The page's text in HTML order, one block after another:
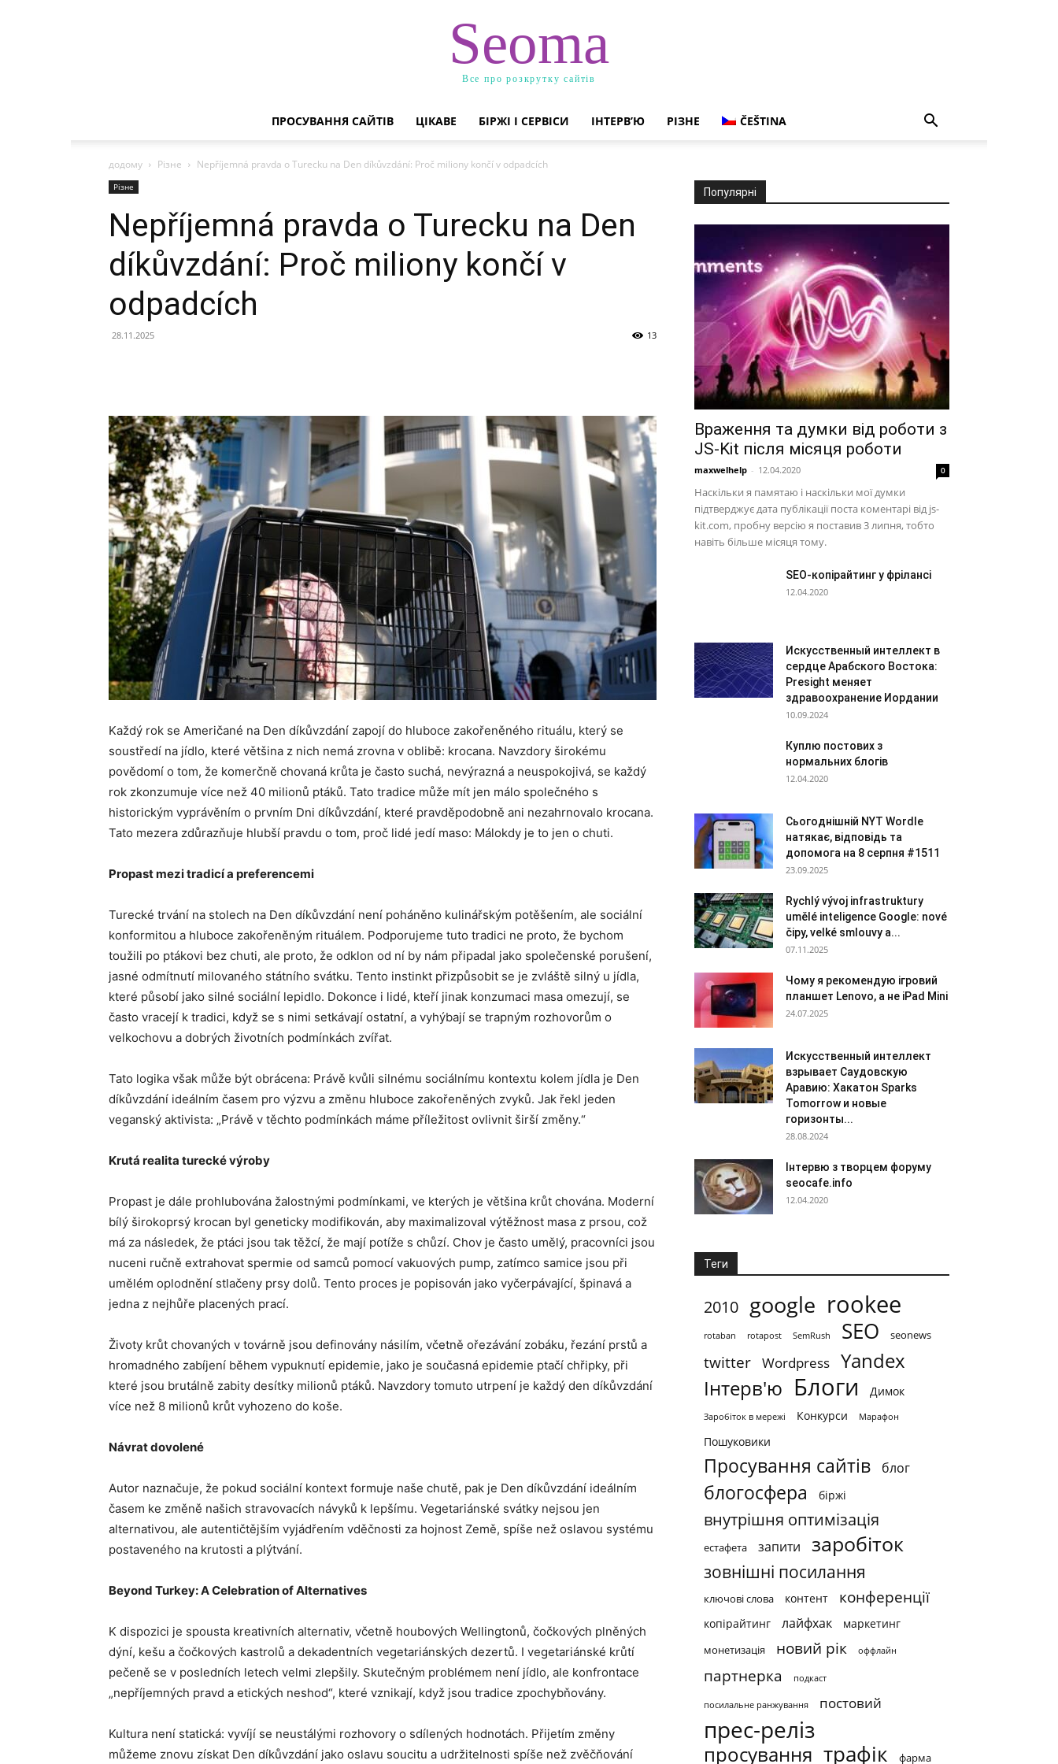
Seoma
Все про розкрутку сайтів
ПРОСУВАННЯ САЙТІВ ЦІКАВЕ БІРЖІ І СЕРВІСИ ІНТЕРВ’Ю РІЗНЕ ČEŠTINA
додому Різне Nepříjemná pravda o Turecku na Den díkůvzdání: Proč miliony končí v odpadcích
Різне
Nepříjemná pravda o Turecku na Den
díkůvzdání: Proč miliony končí v
odpadcích
28.11.2025 13
Každý rok se Američané na Den díkůvzdání zapojí do hluboce zakořeněného rituálu, který se
soustředí na jídlo, které většina z nich nemá zrovna v oblibě: krocana. Navzdory širokému
povědomí o tom, že komerčně chovaná krůta je často suchá, nevýrazná a neuspokojivá, se každý
rok zkonzumuje více než 40 milionů ptáků. Tato tradice může mít jen málo společného s
historickým vyprávěním o prvním Dni díkůvzdání, které pravděpodobně ani nezahrnovalo krocana.
Tato mezera zdůrazňuje hlubší pravdu o tom, proč lidé jedí maso: Málokdy je to jen o chuti.
Propast mezi tradicí a preferencemi
Turecké trvání na stolech na Den díkůvzdání není poháněno kulinářským potěšením, ale sociální
konformitou a hluboce zakořeněným rituálem. Podporujeme tuto tradici ne proto, že bychom
toužili po ptákovi bez chuti, ale proto, že odklon od ní by nám připadal jako společenské porušení,
jasné odmítnutí milovaného státního svátku. Tento instinkt přizpůsobit se je zvláště silný u jídla,
které působí jako silné sociální lepidlo. Dokonce i lidé, kteří jinak konzumaci masa omezují, se
často vracejí k tradici, když se s nimi setkávají ostatní, a vyhýbají se trapným rozhovorům o
velkochovu a dobrých životních podmínkách zvířat.
Tato logika však může být obrácena: Právě kvůli silnému sociálnímu kontextu kolem jídla je Den
díkůvzdání ideálním časem pro výzvu a změnu hluboce zakořeněných zvyků. Jak řekl jeden
veganský aktivista: „Právě v těchto podmínkách máme příležitost ovlivnit širší změny.“
Krutá realita turecké výroby
Propast je dále prohlubována žalostnými podmínkami, ve kterých je většina krůt chována. Moderní
bílý širokoprsý krocan byl geneticky modifikován, aby maximalizoval výtěžnost masa z prsou, což
má za následek, že ptáci jsou tak těžcí, že mají potíže s chůzí. Chov je často umělý, pracovníci jsou
nuceni ručně extrahovat spermie od samců pomocí vakuových pump, zatímco samice jsou při
umělém oplodnění stlačeny prsy dolů. Tento proces je popisován jako vyčerpávající, špinavá a
jedna z nejhůře placených prací.
Životy krůt chovaných v továrně jsou definovány násilím, včetně ořezávání zobáku, řezání prstů a
hromadného zabíjení během vypuknutí epidemie, jako je současná epidemie ptačí chřipky, při
které jsou brutálně zabity desítky milionů ptáků. Navzdory tomuto utrpení je každý den díkůvzdání
více než 8 milionů krůt vyhozeno do koše.
Návrat dovolené
Autor naznačuje, že pokud sociální kontext formuje naše chutě, pak je Den díkůvzdání ideálním
časem ke změně našich stravovacích návyků k lepšímu. Vegetariánské svátky nejsou jen
alternativou, ale autentičtějším vyjádřením vděčnosti za hojnost Země, spíše než oslavou systému
postaveného na krutosti a plýtvání.
Beyond Turkey: A Celebration of Alternatives
K dispozici je spousta kreativních alternativ, včetně houbových Wellingtonů, čočkových plněných
dýní, kešu a čočkových kastrolů a dekadentních vegetariánských dezertů. I vegetariánské krůtí
pečeně se v posledních letech velmi zlepšily. Skutečným problémem není jídlo, ale konfrontace
„nepříjemných pravd a etických neshod“, které vznikají, když jsou tradice zpochybňovány.
Kultura není statická: vyvíjí se neustálými rozhovory o sdílených hodnotách. Přijetím změny
můžeme znovu získat Den díkůvzdání jako oslavu soucitu a udržitelnosti spíše než zvěčňování
Популярні
Враження та думки від роботи з
JS-Kit після місяця роботи
maxwelhelp - 12.04.2020 0
Наскільки я памятаю і наскільки мої думки
підтверджує дата публікації поста коментарі від js-
kit.com, пробну версію я поставив 3 липня, тобто
навіть більше місяця тому.
SEO-копірайтинг у фрілансі
12.04.2020
Искусственный интеллект в
сердце Арабского Востока:
Presight меняет
здравоохранение Иордании
10.09.2024
Куплю постових з
нормальних блогів
12.04.2020
Сьогоднішній NYT Wordle
натякає, відповідь та
допомога на 8 серпня #1511
23.09.2025
Rychlý vývoj infrastruktury
umělé inteligence Google: nové
čipy, velké smlouvy a...
07.11.2025
Чому я рекомендую ігровий
планшет Lenovo, а не iPad Mini
24.07.2025
Искусственный интеллект
взрывает Саудовскую
Аравию: Хакатон Sparks
Tomorrow и новые
горизонты...
28.08.2024
Інтервю з творцем форуму
seocafe.info
12.04.2020
Теги
2010 google rookee
rotaban rotapost SemRush SEO seonews
twitter Wordpress
Yandex
Інтерв'ю Блоги Димок
Заробіток в мережі Конкурси Марафон
Пошуковики
Просування сайтів блог
блогосфера біржі
внутрішня оптимізація
естафета запити заробіток
зовнішні посилання
ключові слова контент конференції
копірайтинг лайфхак маркетинг
монетизація новий рік оффлайн
партнерка подкаст
посилальне ранжування постовий
прес-реліз
просування трафік фарма